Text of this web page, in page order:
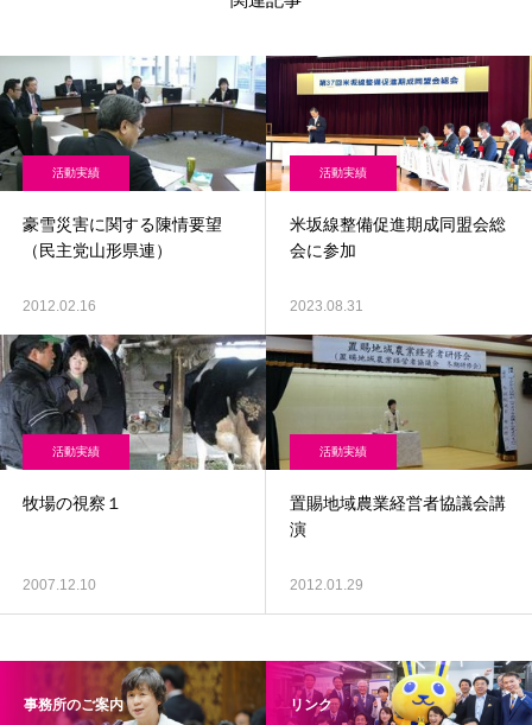
活動実績
豪雪災害に関する陳情要望
（民主党山形県連）
2012.02.16
活動実績
米坂線整備促進期成同盟会総
会に参加
2023.08.31
活動実績
牧場の視察１
2007.12.10
活動実績
置賜地域農業経営者協議会講
演
2012.01.29
事務所のご案内 リンク